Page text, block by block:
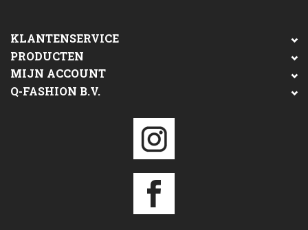
KLANTENSERVICE
PRODUCTEN
MIJN ACCOUNT
Q-FASHION B.V.